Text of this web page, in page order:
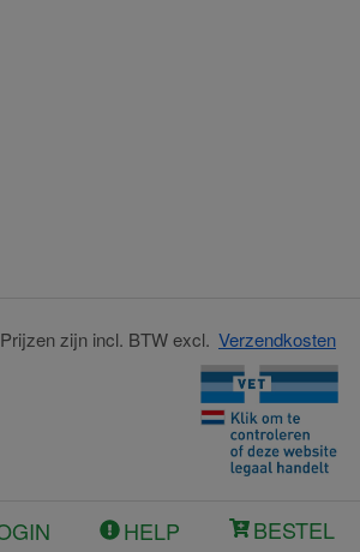
zijn incl. BTW excl. Verzendkosten
HELP BESTEL